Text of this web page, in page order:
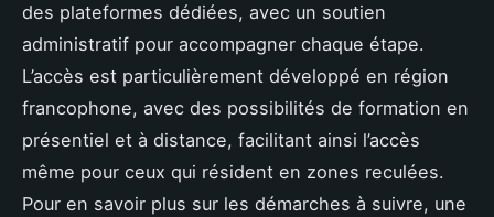
des plateformes dédiées, avec un soutien
administratif pour accompagner chaque étape.
L’accès est particulièrement développé en région
francophone, avec des possibilités de formation en
présentiel et à distance, facilitant ainsi l’accès
même pour ceux qui résident en zones reculées.
Pour en savoir plus sur les démarches à suivre, une